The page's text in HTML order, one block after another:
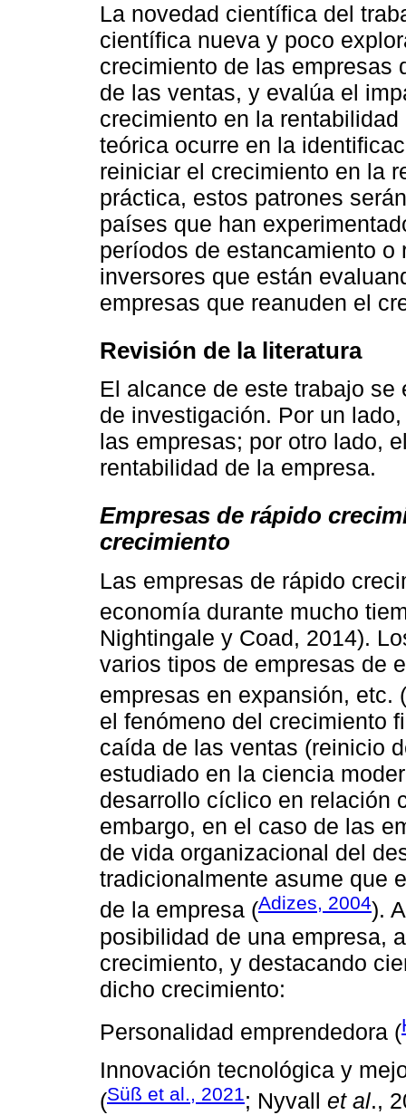
La novedad científica del
científica nueva y poco
crecimiento de las empresas
de las ventas, y evalúa el
crecimiento en la
teórica ocurre en la
reiniciar el crecimiento en la
práctica, estos patrones
países que han
períodos de estancamiento
inversores que están
empresas que reanuden el
Revisión de la literatura
El alcance de este trabajo
de investigación. Por un
las empresas; por otro lado,
rentabilidad de la empresa.
Empresas de rápido
crecimiento
Las empresas de rápido
economía durante mucho
Nightingale y Coad, 2014).
varios tipos de empresas de
empresas en expansión, etc. (
el fenómeno del crecimiento
caída de las ventas (reinicio
estudiado en la ciencia
desarrollo cíclico en relación
embargo, en el caso de las
de vida organizacional del
tradicionalmente asume que
de la empresa (Adizes, 2004).
posibilidad de una empresa,
crecimiento, y destacando
dicho crecimiento:
Personalidad emprendedora (
Innovación tecnológica y
(Süß et al., 2021; Nyvall et al.,